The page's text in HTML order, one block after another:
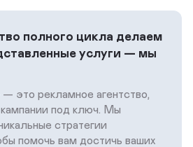
полного цикла делаем
услуги — мы
это рекламное агентство,
под ключ. Мы
стратегии
помочь вам достичь ваших